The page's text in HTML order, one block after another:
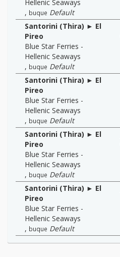
Hellenic Seaways
, buque Default
Santorini (Thira) ► El
Pireo
Blue Star Ferries -
Hellenic Seaways
, buque Default
Santorini (Thira) ► El
Pireo
Blue Star Ferries -
Hellenic Seaways
, buque Default
Santorini (Thira) ► El
Pireo
Blue Star Ferries -
Hellenic Seaways
, buque Default
Santorini (Thira) ► El
Pireo
Blue Star Ferries -
Hellenic Seaways
, buque Default